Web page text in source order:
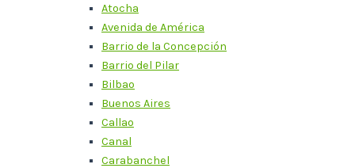
Atocha
Avenida de América
Barrio de la Concepción
Barrio del Pilar
Bilbao
Buenos Aires
Callao
Canal
Carabanchel